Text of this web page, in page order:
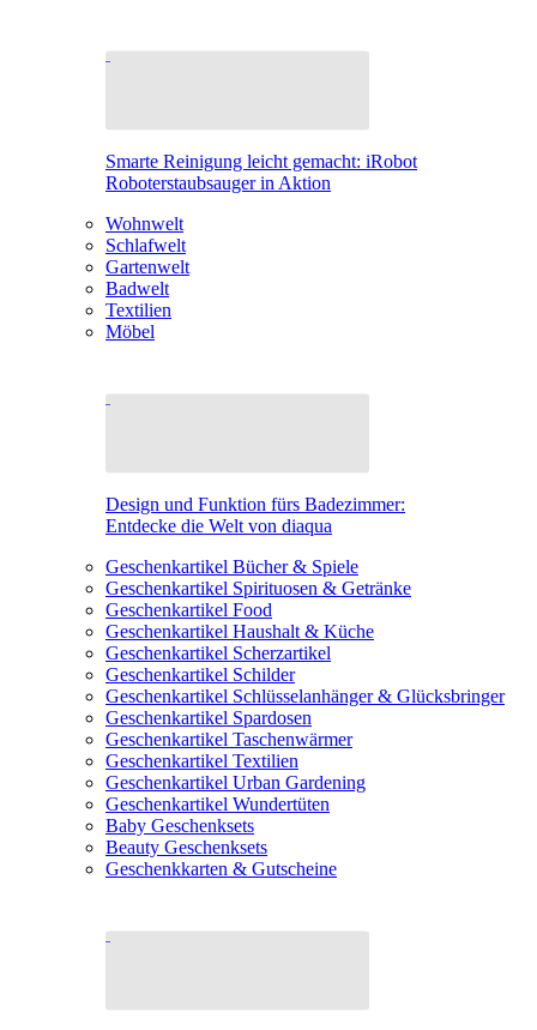
Smarte Reinigung leicht gemacht: iRobot
Roboterstaubsauger in Aktion
Wohnwelt
Schlafwelt
Gartenwelt
Badwelt
Textilien
Möbel
Design und Funktion fürs Badezimmer:
Entdecke die Welt von diaqua
Geschenkartikel Bücher & Spiele
Geschenkartikel Spirituosen & Getränke
Geschenkartikel Food
Geschenkartikel Haushalt & Küche
Geschenkartikel Scherzartikel
Geschenkartikel Schilder
Geschenkartikel Schlüsselanhänger & Glücksbringer
Geschenkartikel Spardosen
Geschenkartikel Taschenwärmer
Geschenkartikel Textilien
Geschenkartikel Urban Gardening
Geschenkartikel Wundertüten
Baby Geschenksets
Beauty Geschenksets
Geschenkkarten & Gutscheine